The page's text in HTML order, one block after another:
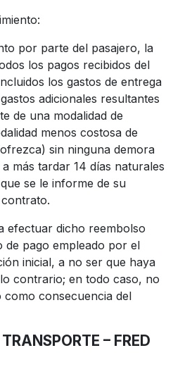
por parte del pasajero, la
los pagos recibidos del
los gastos de entrega
adicionales resultantes
de una modalidad de
menos costosa de
sin ninguna demora
más tardar 14 días naturales
se le informe de su
efectuar dicho reembolso
de pago empleado por el
inicial, a no ser que haya
contrario; en todo caso, no
consecuencia del
– FRED